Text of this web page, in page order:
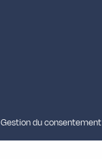
Gestion du consentement